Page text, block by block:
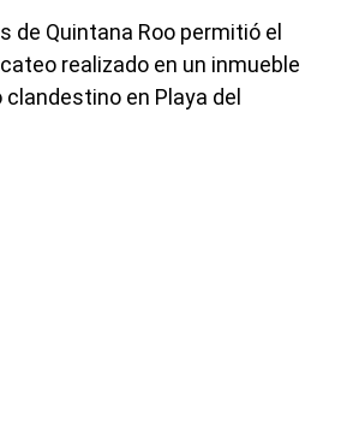
Quintana Roo permitió el
realizado en un inmueble
en Playa del